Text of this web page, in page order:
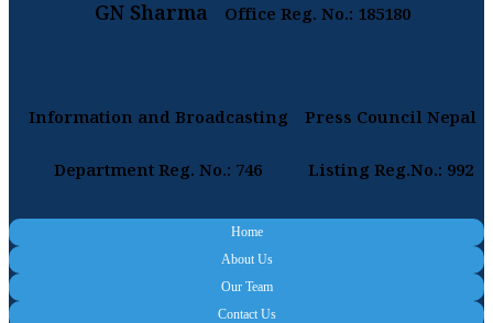
GN Sharma Office Reg. No.: 185180
Information and Broadcasting
Department Reg. No.: 746
Press Council Nepal
Listing Reg.No.: 992
Home
About Us
Our Team
Contact Us